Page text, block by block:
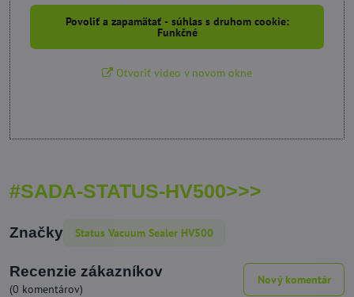
Povoliť a zapamätať - súhlas s druhom cookie:
Funkčné
Otvoriť video v novom okne
#SADA-STATUS-HV500>>>
Značky Status Vacuum Sealer HV500
Recenzie zákazníkov
(0 komentárov)
Nový komentár